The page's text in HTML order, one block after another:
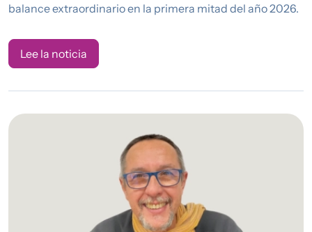
balance extraordinario en la primera mitad del año 2026.
Lee la noticia